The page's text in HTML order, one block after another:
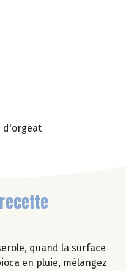
d'orgeat
recette
quand la surface
en pluie, mélangez